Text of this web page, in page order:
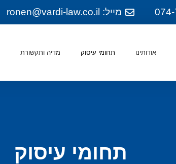
מייל: ronen@vardi-law.co.il
אודותינו תחומי עיסוק מדיה ותקשורת
תחומי עיסוק